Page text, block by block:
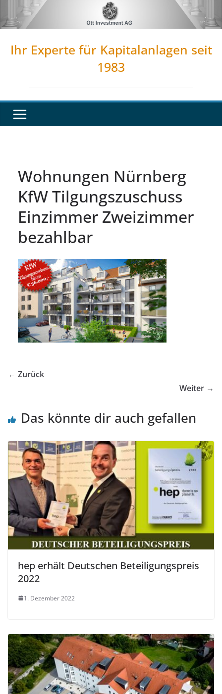
Inhalt
Ihr Experte für Kapitalanlagen seit
1983
Wohnungen Nürnberg
KfW Tilgungszuschuss
Einzimmer Zweizimmer
bezahlbar
← Zurück
Weiter →
Das könnte dir auch gefallen
hep erhält Deutschen Beteiligungspreis
2022
1. Dezember 2022